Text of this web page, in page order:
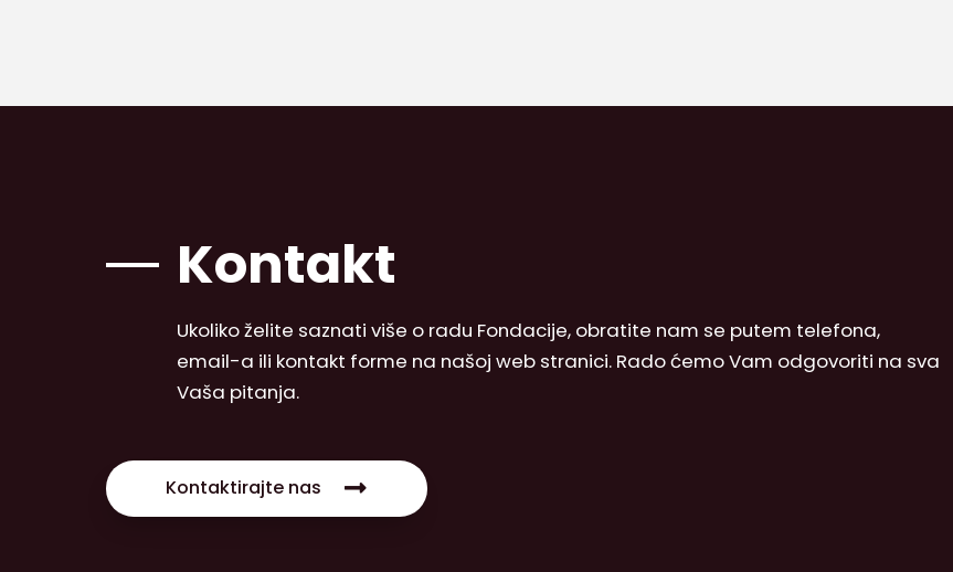
Kontakt
Ukoliko želite saznati više o radu Fondacije, obratite nam se putem telefona,
email-a ili kontakt forme na našoj web stranici. Rado ćemo Vam odgovoriti na sva
Vaša pitanja.
Kontaktirajte nas